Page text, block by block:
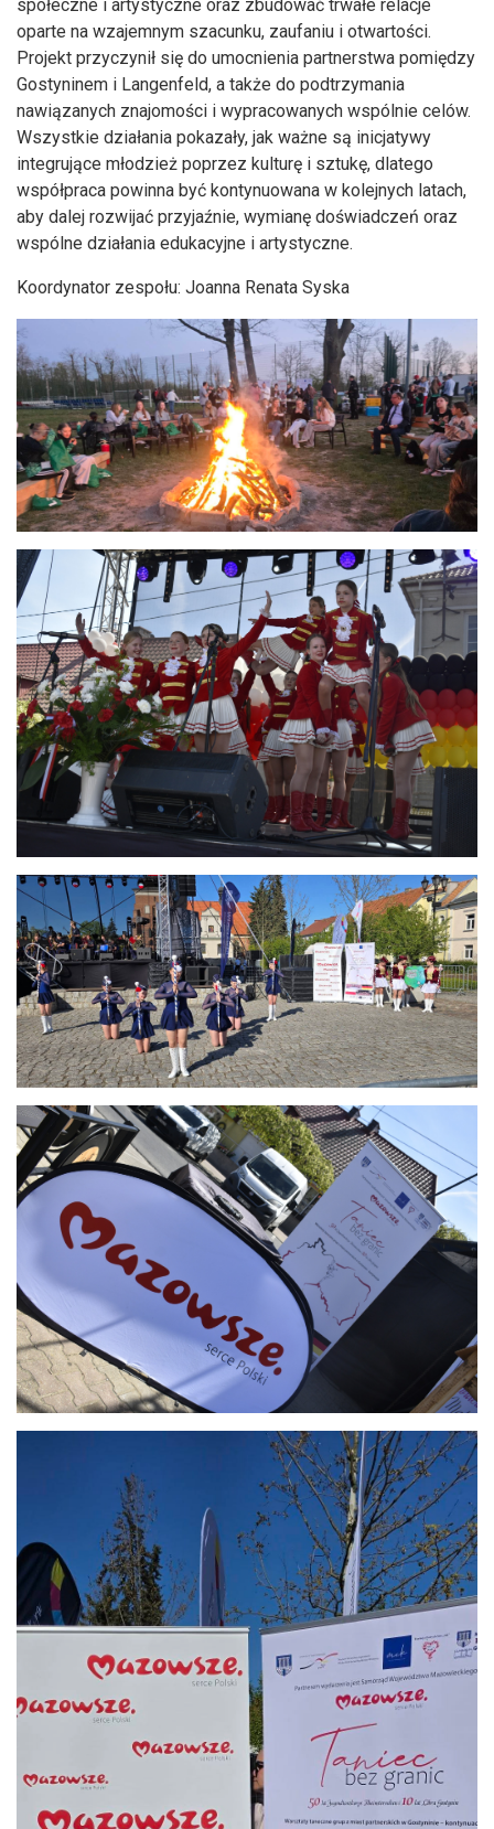
społeczne i artystyczne oraz zbudować trwałe relacje
oparte na wzajemnym szacunku, zaufaniu i otwartości.
Projekt przyczynił się do umocnienia partnerstwa pomiędzy
Gostyninem i Langenfeld, a także do podtrzymania
nawiązanych znajomości i wypracowanych wspólnie celów.
Wszystkie działania pokazały, jak ważne są inicjatywy
integrujące młodzież poprzez kulturę i sztukę, dlatego
współpraca powinna być kontynuowana w kolejnych latach,
aby dalej rozwijać przyjaźnie, wymianę doświadczeń oraz
wspólne działania edukacyjne i artystyczne.
Koordynator zespołu: Joanna Renata Syska